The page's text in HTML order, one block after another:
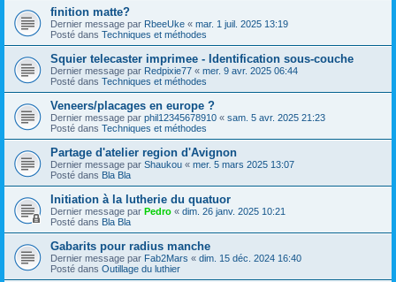
finition matte?
Dernier message par RbeeUke « mar. 1 juil. 2025 13:19
Posté dans Techniques et méthodes
Squier telecaster imprimee - Identification sous-couche
Dernier message par Redpixie77 « mer. 9 avr. 2025 06:44
Posté dans Techniques et méthodes
Veneers/placages en europe ?
Dernier message par phil12345678910 « sam. 5 avr. 2025 21:23
Posté dans Techniques et méthodes
Partage d'atelier region d'Avignon
Dernier message par Shaukou « mer. 5 mars 2025 13:07
Posté dans Bla Bla
Initiation à la lutherie du quatuor
Dernier message par Pedro « dim. 26 janv. 2025 10:21
Posté dans Bla Bla
Gabarits pour radius manche
Dernier message par Fab2Mars « dim. 15 déc. 2024 16:40
Posté dans Outillage du luthier